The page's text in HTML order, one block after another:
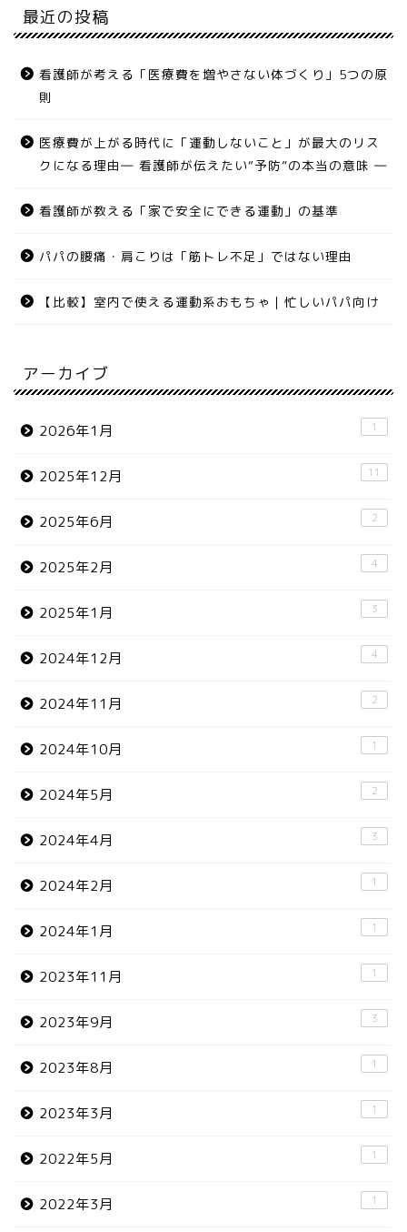
最近の投稿
看護師が考える「医療費を増やさない体づくり」5つの原
則
医療費が上がる時代に「運動しないこと」が最大のリス
クになる理由― 看護師が伝えたい“予防”の本当の意味 ―
看護師が教える「家で安全にできる運動」の基準
パパの腰痛・肩こりは「筋トレ不足」ではない理由
【比較】室内で使える運動系おもちゃ｜忙しいパパ向け
アーカイブ
2026年1月 1
2025年12月 11
2025年6月 2
2025年2月 4
2025年1月 3
2024年12月 4
2024年11月 2
2024年10月 1
2024年5月 2
2024年4月 3
2024年2月 1
2024年1月 1
2023年11月 1
2023年9月 3
2023年8月 1
2023年3月 1
2022年5月 1
2022年3月 1